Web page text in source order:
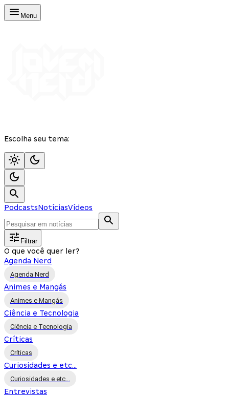
Menu
Escolha seu tema:
PodcastsNotíciasVídeos
Filtrar
O que você quer ler?
Agenda Nerd
Agenda Nerd
Animes e Mangás
Animes e Mangás
Ciência e Tecnologia
Ciência e Tecnologia
Críticas
Críticas
Curiosidades e etc...
Curiosidades e etc...
Entrevistas